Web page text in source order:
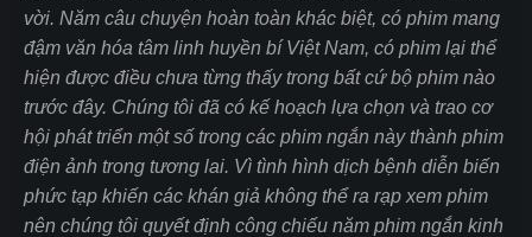
vời. Năm câu chuyện hoàn toàn khác biệt, có phim mang
đậm văn hóa tâm linh huyền bí Việt Nam, có phim lại thể
hiện được điều chưa từng thấy trong bất cứ bộ phim nào
trước đây. Chúng tôi đã có kế hoạch lựa chọn và trao cơ
hội phát triển một số trong các phim ngắn này thành phim
điện ảnh trong tương lai. Vì tình hình dịch bệnh diễn biến
phức tạp khiến các khán giả không thể ra rạp xem phim
nên chúng tôi quyết định công chiếu năm phim ngắn kinh